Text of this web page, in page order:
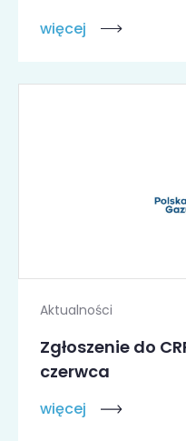
więcej
Aktualności
Zgłoszenie do
czerwca
więcej